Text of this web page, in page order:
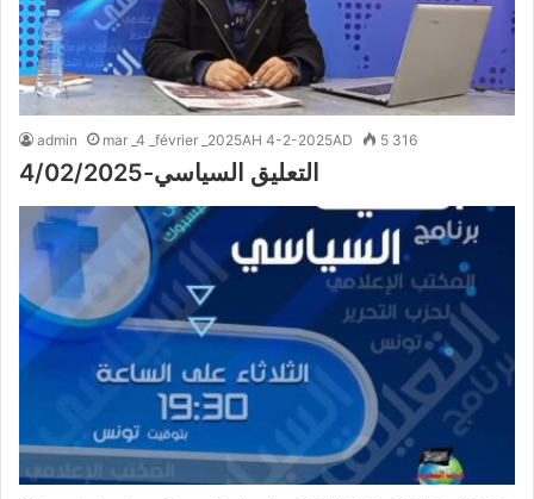
admin mar _4 _février _2025AH 4-2-2025AD 5 316
التعليق السياسي-4/02/2025